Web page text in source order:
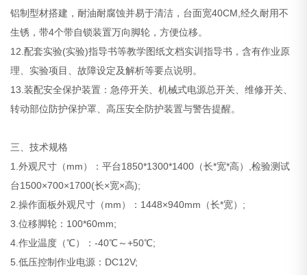
铝制型材搭建，耐油耐腐蚀并易于清洁，台面宽40CM,经久耐用不
生锈，带4个带自锁装置万向脚轮，方便位移。
12.配套实验(实验)指导书等教学图纸文档实训指导书，含有作业原
理、实验项目、故障设定及解析等要点说明。
13.装配安全保护装置：急停开关、机械式电源总开关、维修开关、
转动部位防护保护罩、高压安全防护装置与警告提醒。
三、技术规格
1.外观尺寸（mm）：平台1850*1300*1400（长*宽*高）,检验测试
台1500×700×1700(长×宽×高);
2.操作面板外观尺寸（mm）：1448×940mm（长*宽）;
3.位移脚轮：100*60mm;
4.作业温度（℃）：-40℃～+50℃;
5.低压控制作业电源：DC12V;